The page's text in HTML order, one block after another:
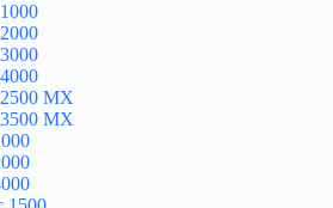
MX
MX